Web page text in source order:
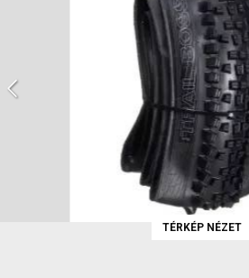
TÉRKÉP NÉZET